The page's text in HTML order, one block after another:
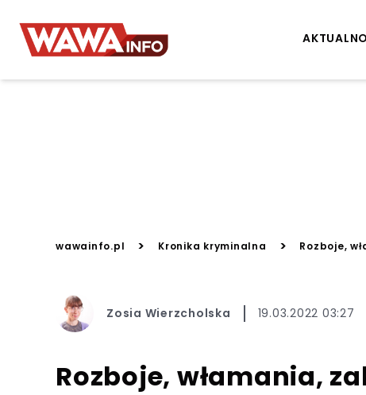
wawainfo.pl > Kronika kryminalna > Rozboje,
Zosia Wierzcholska 19.03.2022 03:27
Rozboje, włamania,